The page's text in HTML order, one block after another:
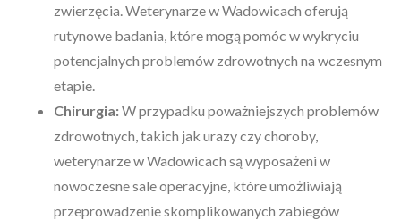
zwierzęcia. Weterynarze w Wadowicach oferują
rutynowe badania, które mogą pomóc w wykryciu
potencjalnych problemów zdrowotnych na wczesnym
etapie.
Chirurgia:W przypadku poważniejszych problemów
zdrowotnych, takich jak urazy czy choroby,
weterynarze w Wadowicach są wyposażeni w
nowoczesne sale operacyjne, które umożliwiają
przeprowadzenie skomplikowanych zabiegów